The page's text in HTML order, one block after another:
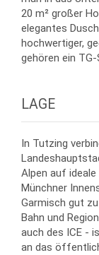
20 m² großer
elegantes
hochwertiger,
gehören ein
LAGE
In Tutzing
Alpen auf
Münchner
Garmisch gut
Bahn und
auch des ICE -
an das